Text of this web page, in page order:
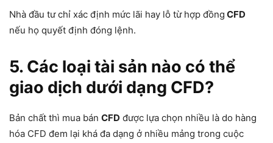
Nhà đầu tư chỉ xác định mức lãi hay lỗ từ hợp đồng CFD
nếu họ quyết định đóng lệnh.
5. Các loại tài sản nào có thể
giao dịch dưới dạng CFD?
Bản chất thì mua bán CFD được lựa chọn nhiều là do hàng
hóa CFD đem lại khá đa dạng ở nhiều mảng trong cuộc